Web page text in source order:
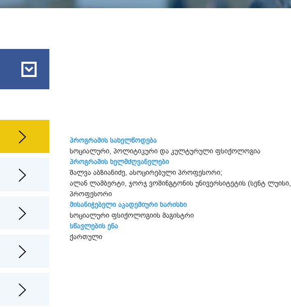
პროგრამის სახელწოდება
სოციალური, პოლიტიკური და კულტურული ფსიქოლოგია
პროგრამის ხელმძღვანელები
შალვა აბზიანიძე, ასოცირებული პროფესორი;
ალან ლამბერტი, ჯორჯ ვოშინგტონის უნივერსიტეტის (სენტ
პროფესორი
მისანიჭებელი აკადემიური ხარისხი
სოციალური ფსიქოლოგიის მაგისტრი
სწავლების ენა
ქართული